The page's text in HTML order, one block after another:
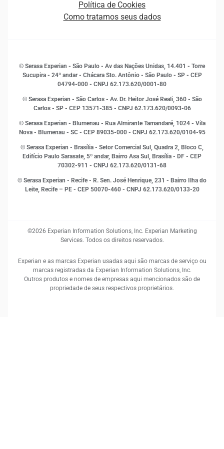
Estudos e Pesquisas
Inovação e Tecnologia
Leis e impostos
Marketing
Open Finance
Proteção de Dados
Sustentabilidade Corporativa
Sala de Imprensa
Política de Cookies
Como tratamos seus dados
© Serasa Experian - São Paulo - Av das Nações Unidas, 14.401 - Torre
Sucupira - 24º andar - Chácara Sto. Antônio - São Paulo - SP - CEP
04794-000 - CNPJ 62.173.620/0001-80
© Serasa Experian - São Carlos - Av. Dr. Heitor José Reali, 360 - São
Carlos - SP - CEP 13571-385 - CNPJ 62.173.620/0093-06
© Serasa Experian - Blumenau - Rua Almirante Tamandaré, 1024 - Vila
Nova - Blumenau - SC - CEP 89035-000 - CNPJ 62.173.620/0104-95
© Serasa Experian - Brasília - Setor Comercial Sul, Quadra 2, Bloco C,
Edifício Paulo Sarasate, 5º andar, Bairro Asa Sul, Brasília - DF - CEP
70302-911 - CNPJ 62.173.620/0131-68
© Serasa Experian - Recife - R. Sen. José Henrique, 231 - Bairro Ilha do
Leite, Recife – PE - CEP 50070-460 - CNPJ 62.173.620/0133-20
©2026 Experian Information Solutions, Inc. Experian Marketing
Services. Todos os direitos reservados.
Experian e as marcas Experian usadas aqui são marcas de serviço ou
marcas registradas da Experian Information Solutions, Inc.
Outros produtos e nomes de empresas aqui mencionados são de
propriedade de seus respectivos proprietários.